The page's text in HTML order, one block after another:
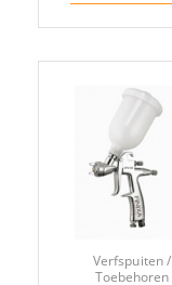
Verfspuiten /
Toebehoren